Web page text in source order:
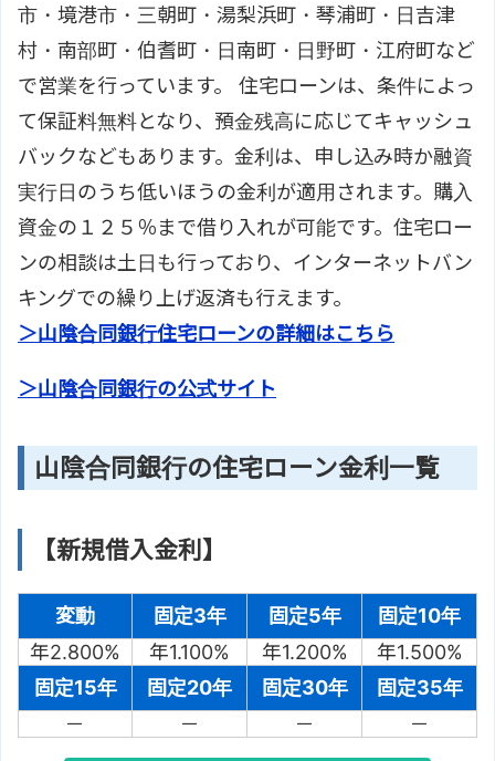
市・境港市・三朝町・湯梨浜町・琴浦町・日吉津
村・南部町・伯耆町・日南町・日野町・江府町など
で営業を行っています。 住宅ローンは、条件によっ
て保証料無料となり、預金残高に応じてキャッシュ
バックなどもあります。金利は、申し込み時か融資
実行日のうち低いほうの金利が適用されます。購入
資金の１２５％まで借り入れが可能です。住宅ロー
ンの相談は土日も行っており、インターネットバン
キングでの繰り上げ返済も行えます。
＞山陰合同銀行住宅ローンの詳細はこちら
＞山陰合同銀行の公式サイト
山陰合同銀行の住宅ローン金利一覧
【新規借入金利】
変動 固定3年 固定5年
固定10年
年2.800%
年1.100% 年1.200%
年1.500%
固定15年
固定20年 固定30年
固定35年
－
－ － －